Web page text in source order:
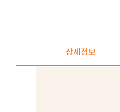
상세정보